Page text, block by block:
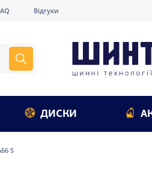
Відгуки
ДИСКИ
S